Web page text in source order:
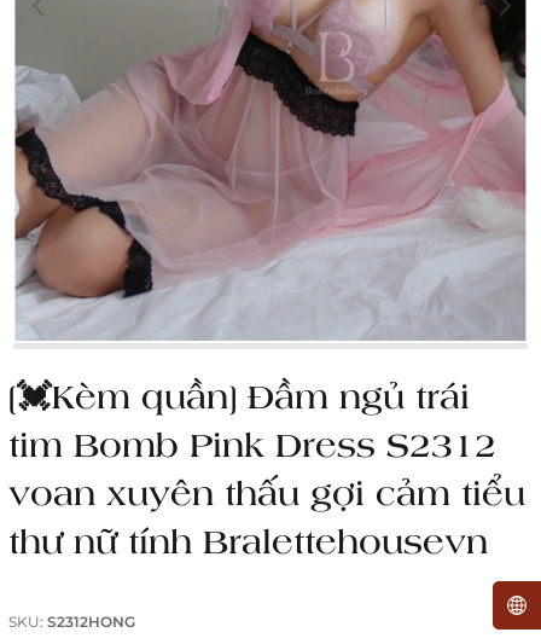
[💓Kèm quần] Đầm ngủ trái
tim Bomb Pink Dress S2312
voan xuyên thấu gợi cảm tiểu
thư nữ tính Bralettehousevn
SKU: S2312HONG